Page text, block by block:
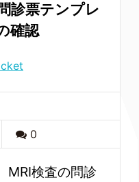
診票テンプレ
確認
0
MRI検査の問診